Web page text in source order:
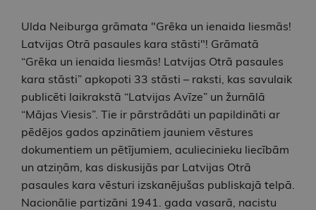
Ulda Neiburga grāmata "Grēka un ienaida liesmās!
Latvijas Otrā pasaules kara stāsti"! Grāmatā
“Grēka un ienaida liesmās! Latvijas Otrā pasaules
kara stāsti” apkopoti 33 stāsti – raksti, kas savulaik
publicēti laikrakstā “Latvijas Avīze” un žurnālā
“Mājas Viesis”. Tie ir pārstrādāti un papildināti ar
pēdējos gados apzinātiem jauniem vēstures
dokumentiem un pētījumiem, aculiecinieku liecībām
un atziņām, kas diskusijās par Latvijas Otrā
pasaules kara vēsturi izskanējušas publiskajā telpā.
Nacionālie partizāni 1941. gada vasarā, nacistu